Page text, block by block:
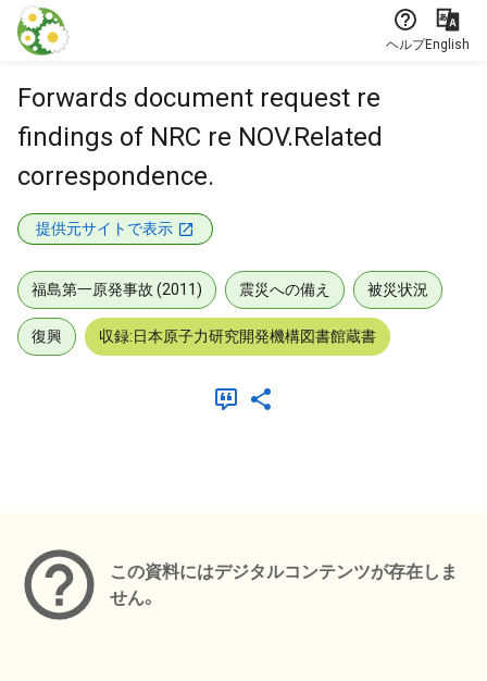
本文に飛ぶ
ヘルプEnglish
Forwards document request re
findings of NRC re NOV.Related
correspondence.
提供元サイトで表示
福島第一原発事故 (2011) 震災への備え 被災状況
復興 収録:日本原子力研究開発機構図書館蔵書
この資料にはデジタルコンテンツが存在しま
せん。